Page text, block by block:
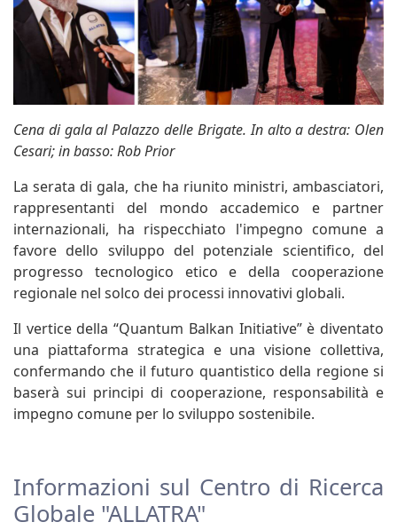
Cena di gala al Palazzo delle Brigate. In alto a destra: Olen
Cesari; in basso: Rob Prior
La serata di gala, che ha riunito ministri, ambasciatori,
rappresentanti del mondo accademico e partner
internazionali, ha rispecchiato l'impegno comune a
favore dello sviluppo del potenziale scientifico, del
progresso tecnologico etico e della cooperazione
regionale nel solco dei processi innovativi globali.
Il vertice della “Quantum Balkan Initiative” è diventato
una piattaforma strategica e una visione collettiva,
confermando che il futuro quantistico della regione si
baserà sui principi di cooperazione, responsabilità e
impegno comune per lo sviluppo sostenibile.
Informazioni sul Centro di Ricerca
Globale "ALLATRA"